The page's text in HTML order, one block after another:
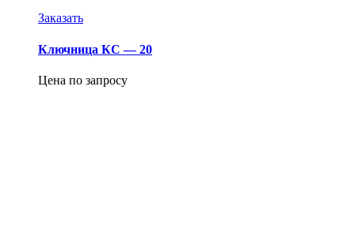
Заказать
Ключница КС — 20
Цена по запросу